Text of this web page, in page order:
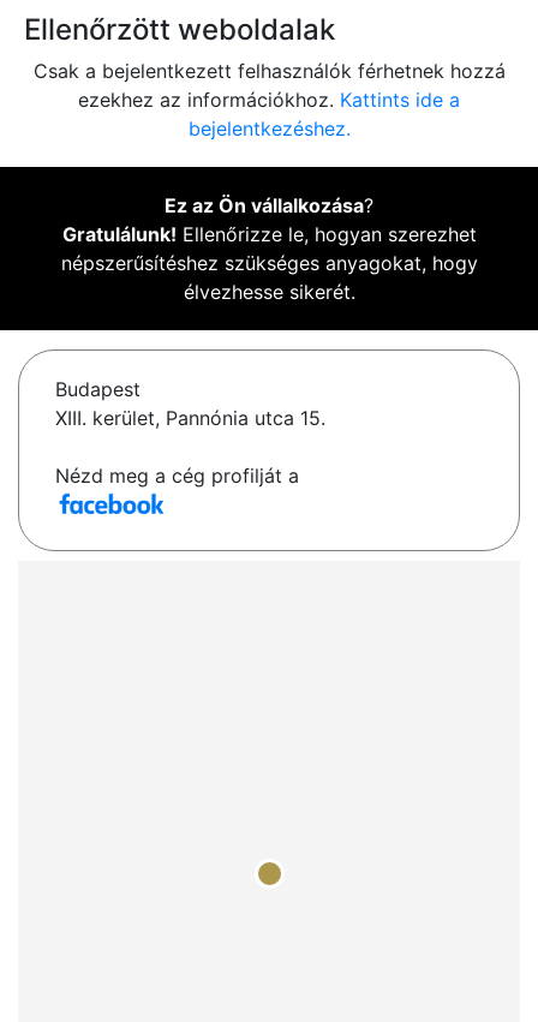
Ellenőrzött weboldalak
Csak a bejelentkezett felhasználók férhetnek hozzá
ezekhez az információkhoz. Kattints ide a
bejelentkezéshez.
Ez az Ön vállalkozása?
Gratulálunk! Ellenőrizze le, hogyan szerezhet
népszerűsítéshez szükséges anyagokat, hogy
élvezhesse sikerét.
Budapest
XIII. kerület, Pannónia utca 15.
Nézd meg a cég profilját a